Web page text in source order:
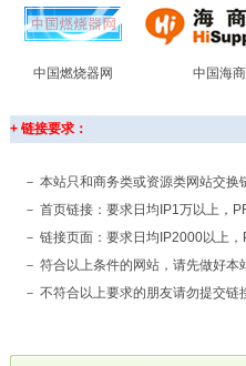
中国燃烧器网 中国海
+ 链接要求：
－ 本站只和商务类或资源类网站交换
－ 首页链接：要求日均IP1万以上，
－ 链接页面：要求日均IP2000以上，
－ 符合以上条件的网站，请先做好
－ 不符合以上要求的朋友请勿提交链